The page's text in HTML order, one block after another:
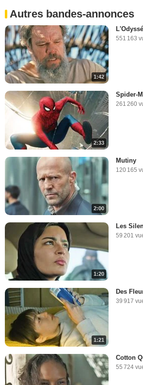
Autres bandes-annonces
1:42
551 163
2:33
Spider-
261 260
2:00
Mutiny
120 165
1:20
Les
59 201
1:21
Des
39 917
Cotton
55 724